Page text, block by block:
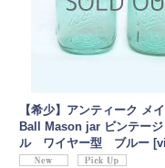
【希少】アンティーク メ
Ball Mason jar ビンテー
ル ワイヤー型 ブルー [